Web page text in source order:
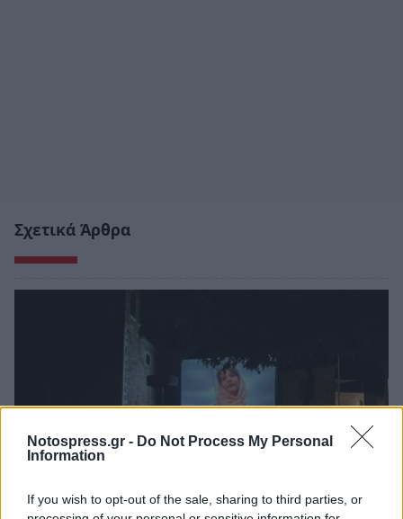
Notospress.gr - Do Not Process My Personal
Information
If you wish to opt-out of the sale, sharing to third parties, or
Σχετικά Άρθρα